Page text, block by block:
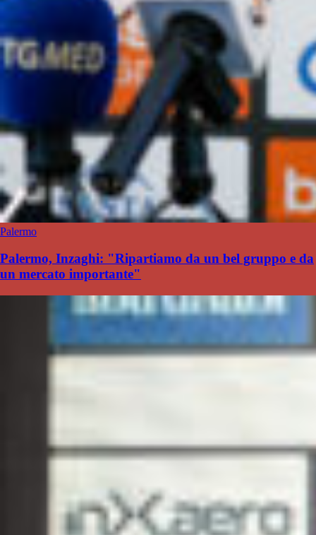
Palermo
Palermo, Inzaghi: "Ripartiamo da un bel gruppo e da
un mercato importante"